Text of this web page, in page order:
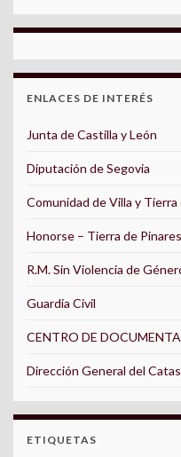
ENLACES DE INTERÉS
Junta de Castilla y León
Diputación de Segovia
Comunidad de Villa y Tierra
Honorse – Tierra de Pinares
R.M. Sin Violencia de
Guardia Civil
CENTRO DE
Dirección General del
ETIQUETAS